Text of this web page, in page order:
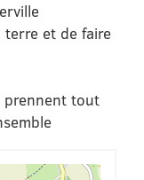
terre et de faire
prennent tout